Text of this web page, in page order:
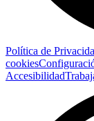
Política de
cookies
Accesibilidad